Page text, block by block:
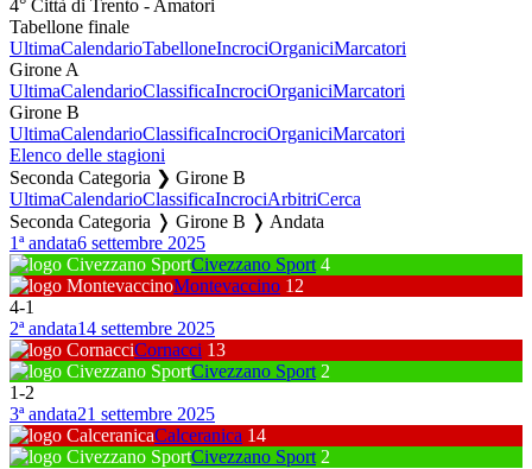
4° Città di Trento - Amatori
Tabellone finale
UltimaCalendarioTabelloneIncrociOrganiciMarcatori
Girone A
UltimaCalendarioClassificaIncrociOrganiciMarcatori
Girone B
UltimaCalendarioClassificaIncrociOrganiciMarcatori
Elenco delle stagioni
Seconda Categoria ❯ Girone B
UltimaCalendarioClassificaIncrociArbitriCerca
Seconda Categoria ❭ Girone B ❭ Andata
1ª andata6 settembre 2025
Civezzano Sport 4
Montevaccino 12
4-1
2ª andata14 settembre 2025
Cornacci 13
Civezzano Sport 2
1-2
3ª andata21 settembre 2025
Calceranica 14
Civezzano Sport 2